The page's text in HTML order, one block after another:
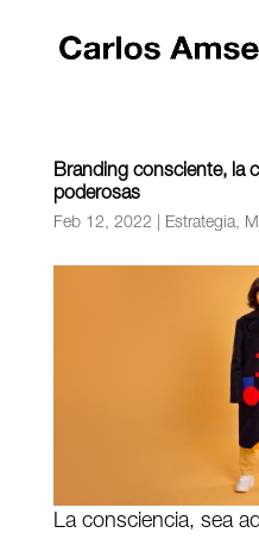
Branding consciente, la
poderosas
Feb 12, 2022 Estrategia,
La consciencia, sea